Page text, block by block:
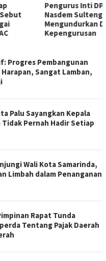
Inti DPW Partai
Sulteng Resmi
Diri dari
Progres Pembangunan
Sangat Lamban,
Palu Sayangkan Kepala
Pernah Hadir Setiap
Wali Kota Samarinda,
Limbah dalam Penanganan
Rapat Tunda
Tentang Pajak Daerah